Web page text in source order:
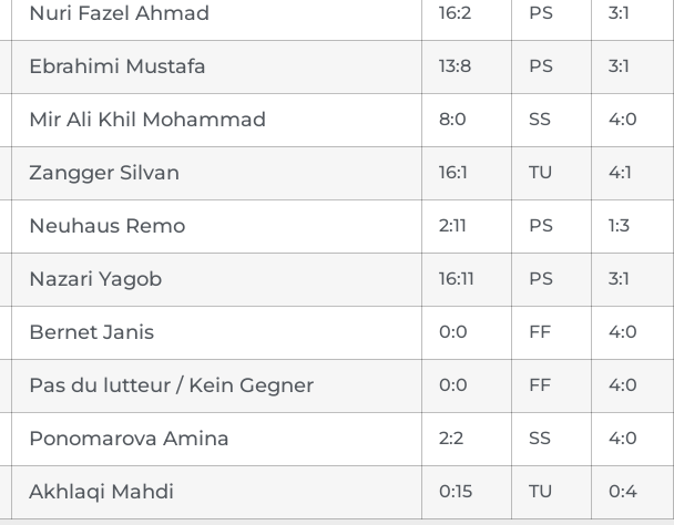
Nuri Fazel Ahmad 16:2 PS 3:1
Ebrahimi Mustafa 13:8 PS 3:1
Mir Ali Khil Mohammad 8:0 SS 4:0
Zangger Silvan 16:1 TU 4:1
Neuhaus Remo 2:11 PS 1:3
Nazari Yagob 16:11 PS 3:1
Bernet Janis 0:0 FF 4:0
Pas du lutteur / Kein Gegner 0:0 FF 4:0
Ponomarova Amina 2:2 SS 4:0
Akhlaqi Mahdi 0:15 TU 0:4